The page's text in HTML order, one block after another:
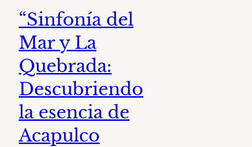
“Sinfonía del
Mar y La
Quebrada:
Descubriendo
la esencia de
Acapulco